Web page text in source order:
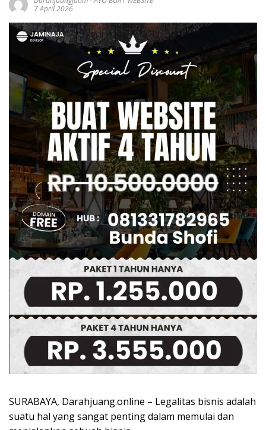
7 April 2026
SURABAYA, Darahjuang.online – Legalitas bisnis adalah
suatu hal yang sangat penting dalam memulai dan